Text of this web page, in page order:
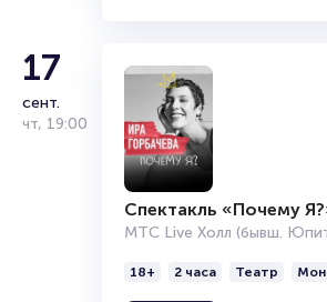
17
сент.
чт, 19:00
Спектакль «Почему
МТС Live Холл (бывш.
18+ 2 часа Театр